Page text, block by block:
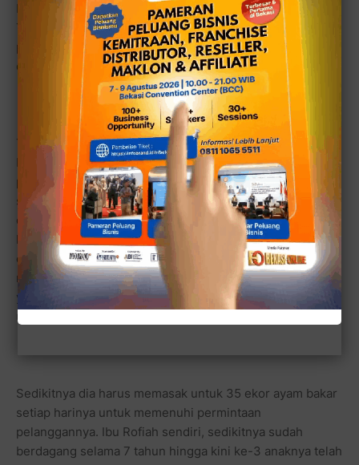
beberapa anak uahnya sedang mengambil liburan.
Tampak sekali, ibu Rofiah begitu disibukkan dengan
pesanan beberapa pelanggan yang seolah tak berhenti
dari menit ke menit hingga menjelang Maghrib.
Terlebih saat diwawancarai dia tetap bisa melayani
beberapa pelanggannya dengan memanggang beberapa
pesanan ayam bakar, dia bercerita bahwa suaminya
sedang terkena penyakit stroke, sehingga mau tak mau
dia harus bekerja mencari nafkah untuk membiayai
kebutuhan keluarga. Mendengar penuturannya, bekasi-
online.com pun jadi terenyuh, karena sebagai lelaki,
merasakan apa yang sudah dilakukan tak sekeras apa
yang telah dilakukan wanita yang berpenampilan
umumnya ibu rumah tangga biasa.
Sedikitnya dia harus memasak untuk 35 ekor ayam bakar
setiap harinya untuk memenuhi permintaan
pelanggannya. Ibu Rofiah sendiri, sedikitnya sudah
berdagang selama 7 tahun hingga kini ke-3 anaknya telah